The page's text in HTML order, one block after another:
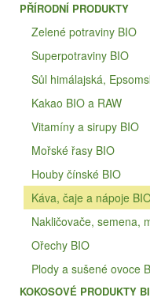
PŘÍRODNÍ PRODUKTY
Zelené potraviny BIO
Superpotraviny BIO
Sůl himálajská,
Kakao BIO a RAW
Vitamíny a sirupy BIO
Mořské řasy BIO
Houby čínské BIO
Káva, čaje a nápoje
Nakličovače, semena,
Ořechy BIO
Plody a sušené ovoce
KOKOSOVÉ PRODUKTY